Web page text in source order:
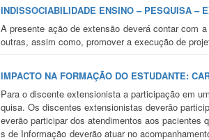
INDISSOCIABILIDADE ENSINO – PESQUISA –
A presente ação de extensão deverá contar com
outras, assim como, promover a execução de
IMPACTO NA FORMAÇÃO DO ESTUDANTE:
Para o discente extensionista a participação em
quisa. Os discentes extensionistas deverão
everão participar dos atendimentos aos
s de Informação deverão atuar no